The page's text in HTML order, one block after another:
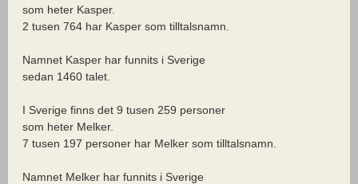
som heter Kasper.
2 tusen 764 har Kasper som tilltalsnamn.
Namnet Kasper har funnits i Sverige
sedan 1460 talet.
I Sverige finns det 9 tusen 259 personer
som heter Melker.
7 tusen 197 personer har Melker som tilltalsnamn.
Namnet Melker har funnits i Sverige